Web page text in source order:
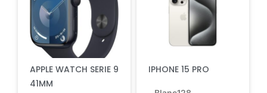
APPLE WATCH SERIE 9
41MM
IPHONE 15 PRO